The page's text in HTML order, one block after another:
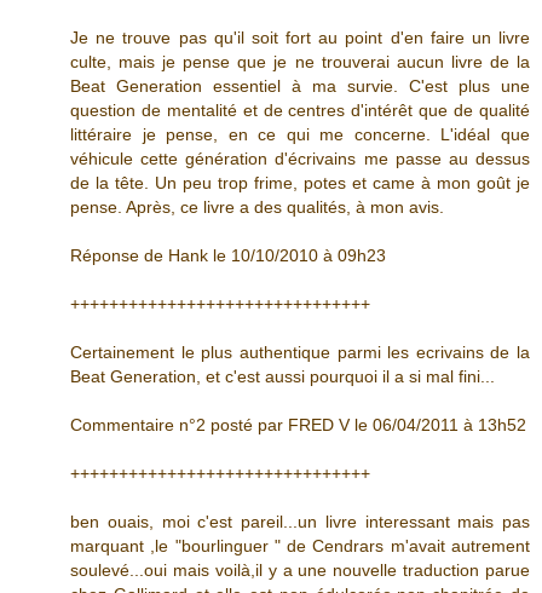
Je ne trouve pas qu'il soit fort au point d'en faire un livre
culte, mais je pense que je ne trouverai aucun livre de la
Beat Generation essentiel à ma survie. C'est plus une
question de mentalité et de centres d'intérêt que de qualité
littéraire je pense, en ce qui me concerne. L'idéal que
véhicule cette génération d'écrivains me passe au dessus
de la tête. Un peu trop frime, potes et came à mon goût je
pense. Après, ce livre a des qualités, à mon avis.
Réponse de Hank le 10/10/2010 à 09h23
+++++++++++++++++++++++++++++++
Certainement le plus authentique parmi les ecrivains de la
Beat Generation, et c'est aussi pourquoi il a si mal fini...
Commentaire n°2 posté par FRED V le 06/04/2011 à 13h52
+++++++++++++++++++++++++++++++
ben ouais, moi c'est pareil...un livre interessant mais pas
marquant ,le "bourlinguer " de Cendrars m'avait autrement
soulevé...oui mais voilà,il y a une nouvelle traduction parue